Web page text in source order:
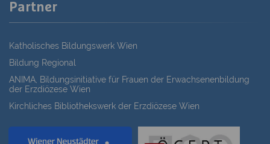
Partner
Katholisches Bildungswerk Wien
Bildung Regional
ANIMA, Bildungsinitiative für Frauen der Erwachsenenbildung
der Erzdiözese Wien
Kirchliches Bibliothekswerk der Erzdiözese Wien